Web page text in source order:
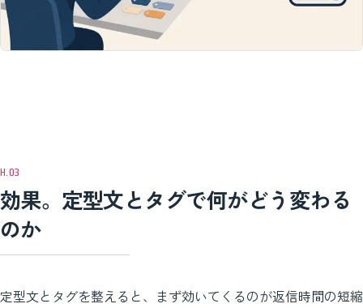
効果。定型文とタグで何がどう変わる
のか
定型文とタグを整えると、まず効いてくるのが返信時間の短縮